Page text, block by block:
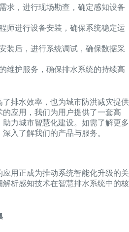
求，进行现场勘查，确定感知设备
师进行设备安装，确保系统稳定运
装后，进行系统调试，确保数据采
维护服务，确保排水系统的持续高
排水效率，也为城市防洪减灾提供
应用，我们为用户提供了一套高
力城市智慧化建设。如需了解更多
入了解我们的产品与服务。
用正成为推动系统智能化升级的关
析感知技术在智慧排水系统中的核